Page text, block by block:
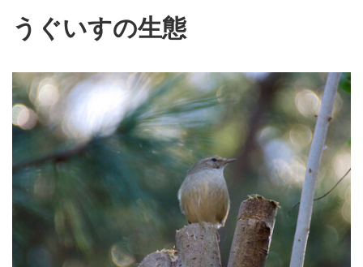
うぐいすの生態